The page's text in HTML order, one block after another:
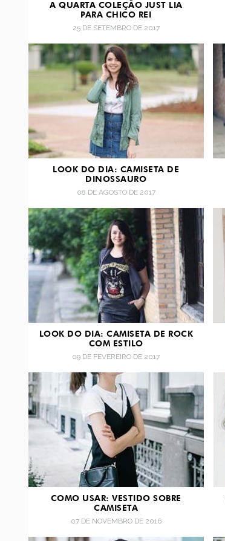
A QUARTA COLEÇÃO JUST LIA
PARA CHICO REI
25 DE SETEMBRO DE 2017
LOOK DO DIA: CAMISETA DE
DINOSSAURO
08 DE AGOSTO DE 2017
LOOK DO DIA: CAMISETA DE ROCK
COM ESTILO
09 DE FEVEREIRO DE 2017
COMO USAR: VESTIDO SOBRE
CAMISETA
07 DE NOVEMBRO DE 2016